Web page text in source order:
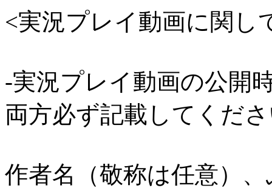
<実況プレイ動画に関し
-実況プレイ動画の公開
両方必ず記載してくだ
作者名（敬称は任意）